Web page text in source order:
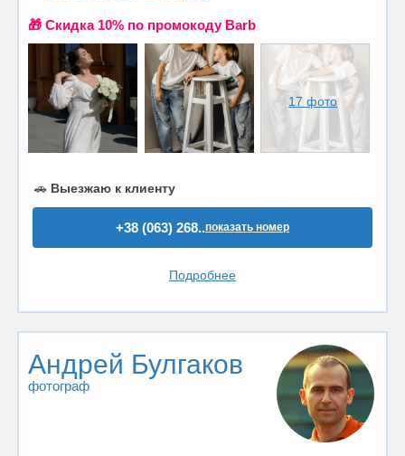
🎁 Cкидка 10% по промокоду Barb
17 фото
🚗 Выезжаю к клиенту
+38 (063) 268..показать номер
Подробнее
Андрей Булгаков
фотограф